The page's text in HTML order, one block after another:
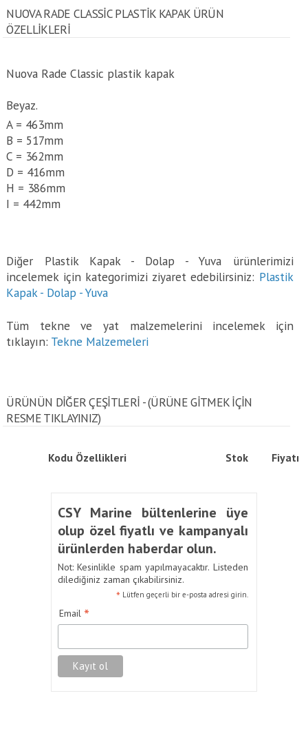
NUOVA RADE CLASSIC PLASTIK KAPAK ÜRÜN
ÖZELLİKLERİ
Nuova Rade Classic plastik kapak
Beyaz.
A = 463mm
B = 517mm
C = 362mm
D = 416mm
H = 386mm
I = 442mm
Diğer Plastik Kapak - Dolap - Yuva ürünlerimizi
incelemek için kategorimizi ziyaret edebilirsiniz: Plastik
Kapak - Dolap - Yuva
Tüm tekne ve yat malzemelerini incelemek için
tıklayın: Tekne Malzemeleri
ÜRÜNÜN DİĞER ÇEŞİTLERİ - (ÜRÜNE GITMEK IÇIN
RESME TIKLAYINIZ)
Kodu Özellikleri Stok Fiyatı
CSY Marine bültenlerine üye
olup özel fiyatlı ve kampanyalı
ürünlerden haberdar olun.
Not: Kesinlikle spam yapılmayacaktır. Listeden
dilediğiniz zaman çıkabilirsiniz.
* Lütfen geçerli bir e-posta adresi girin.
Email *